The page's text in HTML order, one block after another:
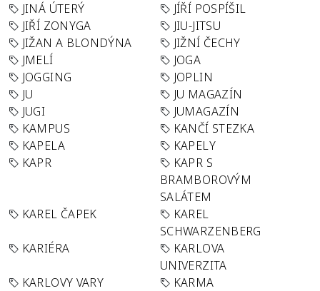
JINÁ ÚTERÝ
JÍŘÍ POSPÍŠIL
JIŘÍ ZONYGA
JIU-JITSU
JIŽAN A BLONDÝNA
JIŽNÍ ČECHY
JMELÍ
JOGA
JOGGING
JOPLIN
JU
JU MAGAZÍN
JUGI
JUMAGAZÍN
KAMPUS
KANČÍ STEZKA
KAPELA
KAPELY
KAPR
KAPR S
BRAMBOROVÝM
SALÁTEM
KAREL ČAPEK
KAREL
SCHWARZENBERG
KARIÉRA
KARLOVA
UNIVERZITA
KARLOVY VARY
KARMA